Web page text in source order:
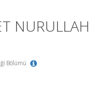
NURULLAH
Bölümü